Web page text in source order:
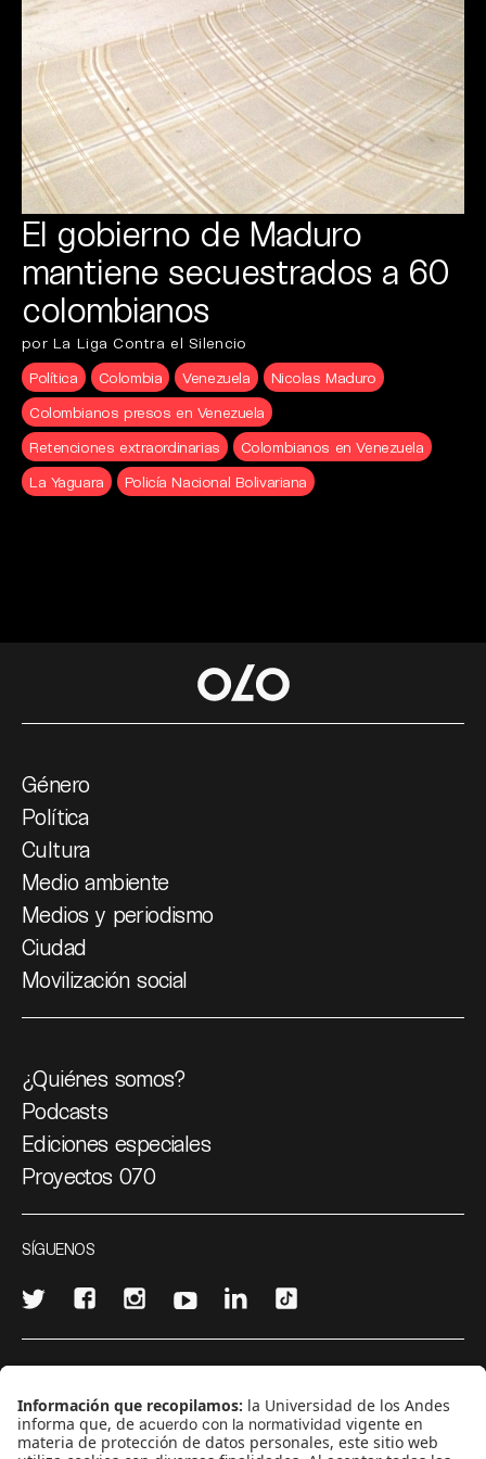
El gobierno de Maduro
mantiene secuestrados a 60
colombianos
por La Liga Contra el Silencio
Política
Colombia Venezuela
Nicolas Maduro
Colombianos presos en Venezuela
Retenciones extraordinarias
Colombianos en Venezuela
La Yaguara
Policía Nacional Bolivariana
Género
Política
Cultura
Medio ambiente
Medios y periodismo
Ciudad
Movilización social
¿Quiénes somos?
Podcasts
Ediciones especiales
Proyectos 070
SÍGUENOS
CONTÁCTANOS